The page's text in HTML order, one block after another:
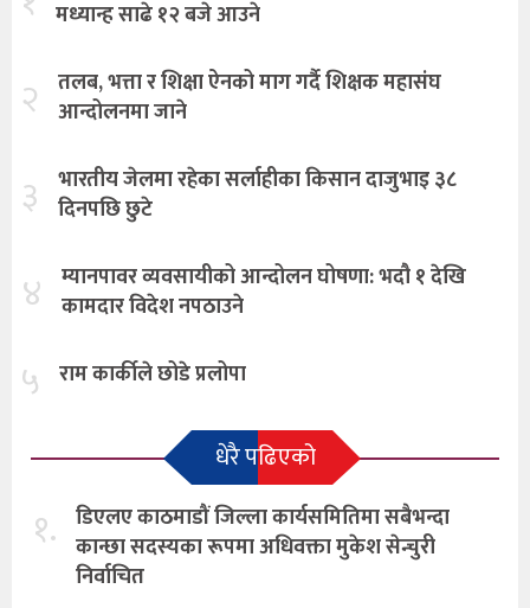
मध्यान्ह साढे १२ बजे आउने
२ तलब, भत्ता र शिक्षा ऐनको माग गर्दै शिक्षक महासंघ
आन्दोलनमा जाने
३ भारतीय जेलमा रहेका सर्लाहीका किसान दाजुभाइ ३८
दिनपछि छुटे
४ म्यानपावर व्यवसायीको आन्दोलन घोषणा: भदौ १ देखि
कामदार विदेश नपठाउने
५ राम कार्कीले छोडे प्रलोपा
धेरै पढिएको
१. डिएलए काठमाडौं जिल्ला कार्यसमितिमा सबैभन्दा
कान्छा सदस्यका रूपमा अधिवक्ता मुकेश सेन्चुरी
निर्वाचित